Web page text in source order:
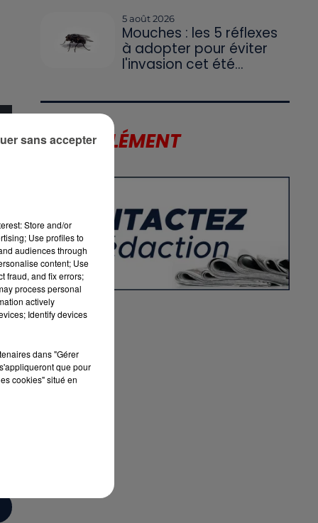
5 août 2026
Mouches : les 5 réflexes
à adopter pour éviter
l'invasion cet été...
LE SUPPLÉMENT
Store and/or
Use profiles to
audiences through
content; Use
fraud, and fix errors;
process personal
actively
Identify devices
dans "Gérer
que pour
cookies" situé en
sans accepter